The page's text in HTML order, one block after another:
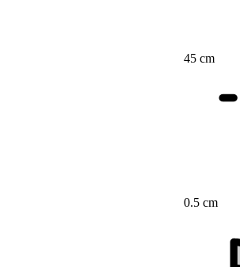
45 cm
0.5 cm